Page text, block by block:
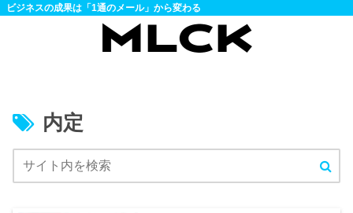
ビジネスの成果は「1通のメール」から変わる
内定